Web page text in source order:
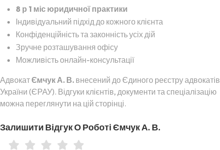
8 р 1 міс юридичної практики
Індивідуальний підхід до кожного клієнта
Конфіденційність та законність усіх дій
Зручне розташування офісу
Можливість онлайн-консультації
АдвокатЄмчук А. В. внесений до Єдиного реєстру адвокатів
України (ЄРАУ). Відгуки клієнтів, документи та спеціалізацію
можна переглянути на цій сторінці.
Залишити Відгук О Роботі Ємчук А. В.